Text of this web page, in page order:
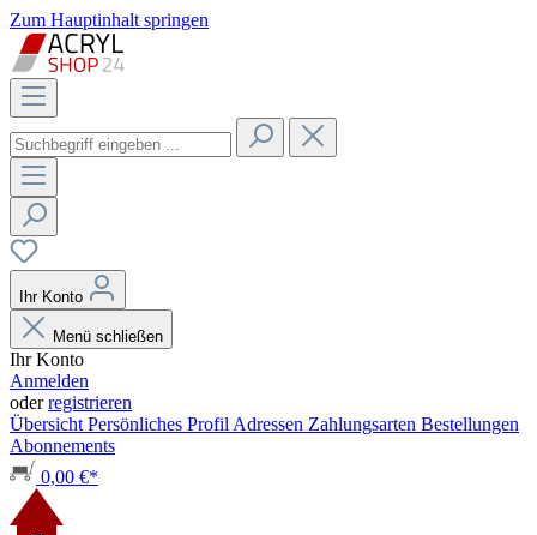
Zum Hauptinhalt springen
Ihr Konto
Menü schließen
Ihr Konto
Anmelden
oderregistrieren
Übersicht Persönliches Profil Adressen Zahlungsarten Bestellungen
Abonnements
0,00 €*